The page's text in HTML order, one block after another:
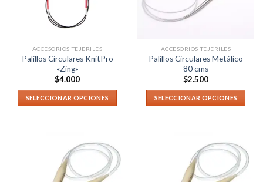
ACCESORIOS TEJERILES
Palillos Circulares KnitPro
«Zing»
$4.000
SELECCIONAR OPCIONES
ACCESORIOS TEJERILES
Palillos Circulares Metálico
80 cms
$2.500
SELECCIONAR OPCIONES